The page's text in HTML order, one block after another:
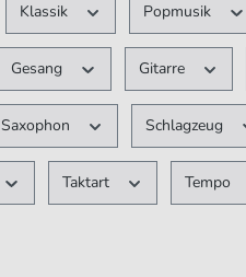
Klassik Popmusik
Gesang Gitarre
Saxophon Schlagzeug
Taktart Tempo